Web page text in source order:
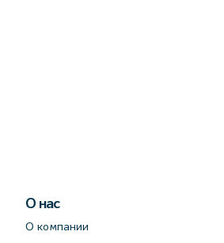
О нас
О компании